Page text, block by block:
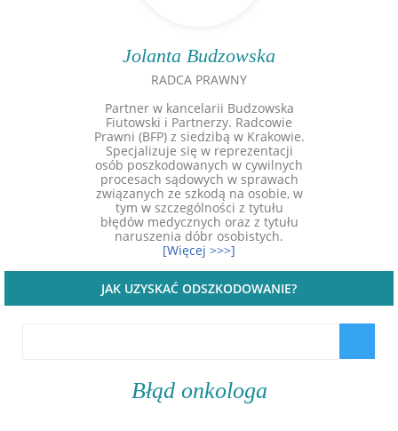
Jolanta Budzowska
RADCA PRAWNY
Partner w kancelarii Budzowska
Fiutowski i Partnerzy. Radcowie
Prawni (BFP) z siedzibą w Krakowie.
Specjalizuje się w reprezentacji
osób poszkodowanych w cywilnych
procesach sądowych w sprawach
związanych ze szkodą na osobie, w
tym w szczególności z tytułu
błędów medycznych oraz z tytułu
naruszenia dóbr osobistych.
[Więcej >>>]
JAK UZYSKAĆ ODSZKODOWANIE?
Błąd onkologa